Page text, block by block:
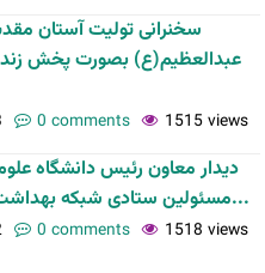
سخنرانی تولیت آستان
عبدالعظیم(ع) بصورت پخش
0 comments 1515 views
مسئولین ستادی شبکه بهداشت شهرستان ری...
0 comments 1518 views